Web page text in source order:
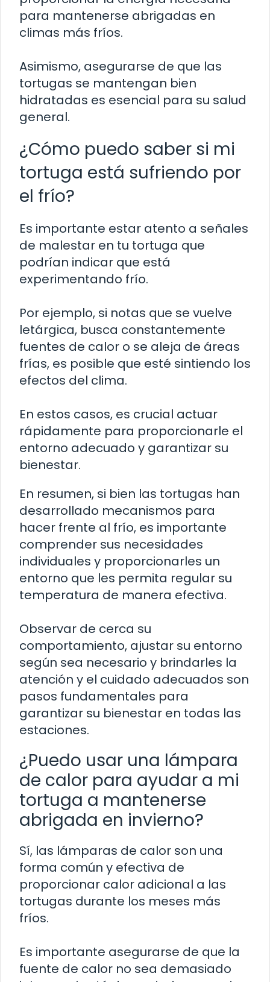
para mantenerse abrigadas en
climas más fríos.
Asimismo, asegurarse de que las
tortugas se mantengan bien
hidratadas es esencial para su salud
general.
¿Cómo puedo saber si mi
tortuga está sufriendo por
el frío?
Es importante estar atento a señales
de malestar en tu tortuga que
podrían indicar que está
experimentando frío.
Por ejemplo, si notas que se vuelve
letárgica, busca constantemente
fuentes de calor o se aleja de áreas
frías, es posible que esté sintiendo los
efectos del clima.
En estos casos, es crucial actuar
rápidamente para proporcionarle el
entorno adecuado y garantizar su
bienestar.
En resumen, si bien las tortugas han
desarrollado mecanismos para
hacer frente al frío, es importante
comprender sus necesidades
individuales y proporcionarles un
entorno que les permita regular su
temperatura de manera efectiva.
Observar de cerca su
comportamiento, ajustar su entorno
según sea necesario y brindarles la
atención y el cuidado adecuados son
pasos fundamentales para
garantizar su bienestar en todas las
estaciones.
¿Puedo usar una lámpara
de calor para ayudar a mi
tortuga a mantenerse
abrigada en invierno?
Sí, las lámparas de calor son una
forma común y efectiva de
proporcionar calor adicional a las
tortugas durante los meses más
fríos.
Es importante asegurarse de que la
fuente de calor no sea demasiado